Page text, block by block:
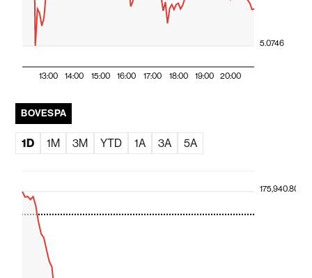
13:00 14:00 15:00 16:00 17:00 18:00 19:00 20:00
5.0746
BOVESPA
1D 1M 3M YTD 1A 3A 5A
175,940.80